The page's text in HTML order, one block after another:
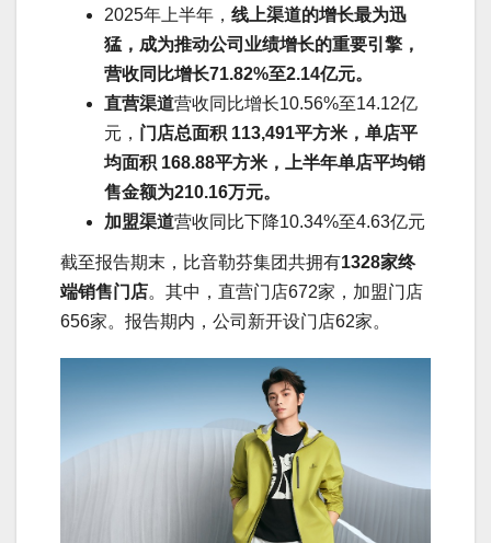
2025年上半年， 线上渠道的增长最为迅
猛，成为推动公司业绩增长的重要引擎，
营收同比增长71.82%至2.14亿元。
直营渠道营收同比增长10.56%至14.12亿
元， 门店总面积 113,491平方米，单店平
均面积 168.88平方米，上半年单店平均销
售金额为210.16万元。
加盟渠道营收同比下降10.34%至4.63亿元
截至报告期末，比音勒芬集团共拥有1328家终
端销售门店。其中，直营门店672家，加盟门店
656家。报告期内，公司新开设门店62家。